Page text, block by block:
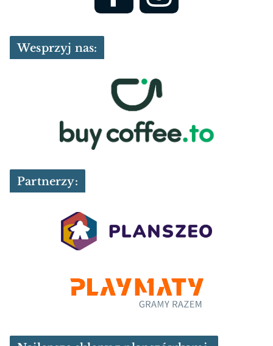
Wesprzyj nas:
Partnerzy: